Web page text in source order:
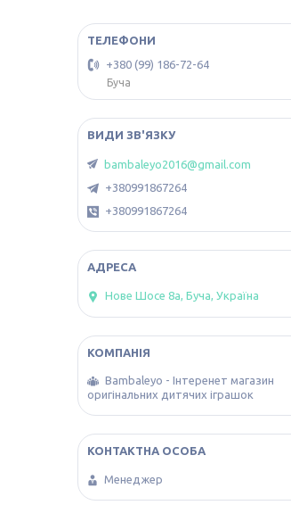
+380 (99) 186-72-64
Буча
bambaleyo2016@gmail.com
+380991867264
+380991867264
Нове Шосе 8а, Буча, Україна
Bambaleyo - Інтеренет магазин
оригінальних дитячих іграшок
Менеджер